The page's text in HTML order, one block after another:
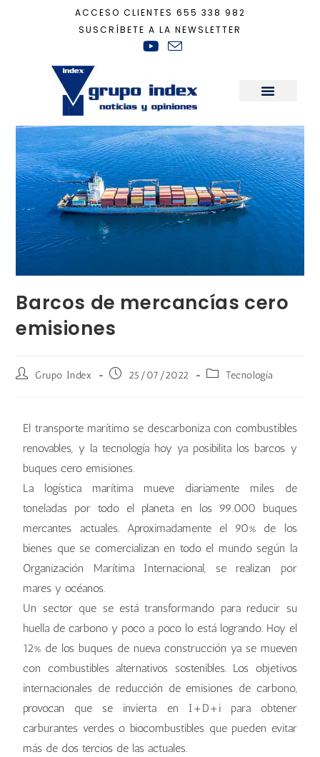
ACCESO CLIENTES 655 338 982
SUSCRÍBETE A LA NEWSLETTER
Tecnología
Barcos de mercancías cero
emisiones
Grupo Index 25/07/2022 Tecnología
El transporte marítimo se descarboniza con combustibles
renovables, y la tecnología hoy ya posibilita los barcos y
buques cero emisiones.
La logística marítima mueve diariamente miles de
toneladas por todo el planeta en los 99.000 buques
mercantes actuales. Aproximadamente el 90% de los
bienes que se comercializan en todo el mundo según la
Organización Marítima Internacional, se realizan por
mares y océanos.
Un sector que se está transformando para reducir su
huella de carbono y poco a poco lo está logrando. Hoy el
12% de los buques de nueva construcción ya se mueven
con combustibles alternativos sostenibles. Los objetivos
internacionales de reducción de emisiones de carbono,
provocan que se invierta en I+D+i para obtener
carburantes verdes o biocombustibles que pueden evitar
más de dos tercios de las actuales.